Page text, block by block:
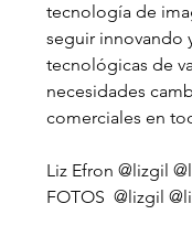
tecnología de
seguir innovando
tecnológicas de
necesidades
comerciales en
Liz Efron @lizgil
FOTOS  @lizgil